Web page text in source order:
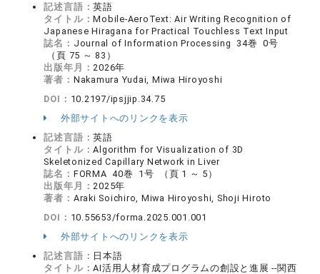
記述言語：英語
タイトル：Mobile-AeroText: Air Writing Recognition of
Japanese Hiragana for Practical Touchless Text Input
誌名： Journal of Information Processing 34巻 0号
（頁 75 ～ 83）
出版年月：2026年
著者： Nakamura Yudai, Miwa Hiroyoshi
DOI： 10.2197/ipsjjip.34.75
外部サイトへのリンクを表示
記述言語：英語
タイトル：Algorithm for Visualization of 3D
Skeletonized Capillary Network in Liver
誌名： FORMA 40巻 1号 （頁 1 ～ 5）
出版年月：2025年
著者： Araki Soichiro, Miwa Hiroyoshi, Shoji Hiroto
DOI： 10.55653/forma.2025.001.001
外部サイトへのリンクを表示
記述言語： 日本語
タイトル：AI活用人材育成プログラムの創設と進展 --関西